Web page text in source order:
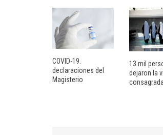
COVID-19.
declaraciones del
Magisterio
13 mil
dejaron la